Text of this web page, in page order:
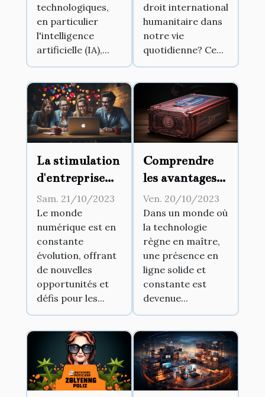
technologiques,
en particulier
l'intelligence
artificielle (IA),...
droit international
humanitaire dans
notre vie
quotidienne? Ce...
La stimulation
d'entreprise
par le biais des
réseaux
sociaux
Sam. 21/10/2023
Le monde
numérique est en
constante
évolution, offrant
de nouvelles
opportunités et
défis pour les...
Comprendre
les avantages
d'un
hébergement
web haute
performance
Ven. 20/10/2023
Dans un monde où
la technologie
règne en maître,
une présence en
ligne solide et
constante est
devenue...